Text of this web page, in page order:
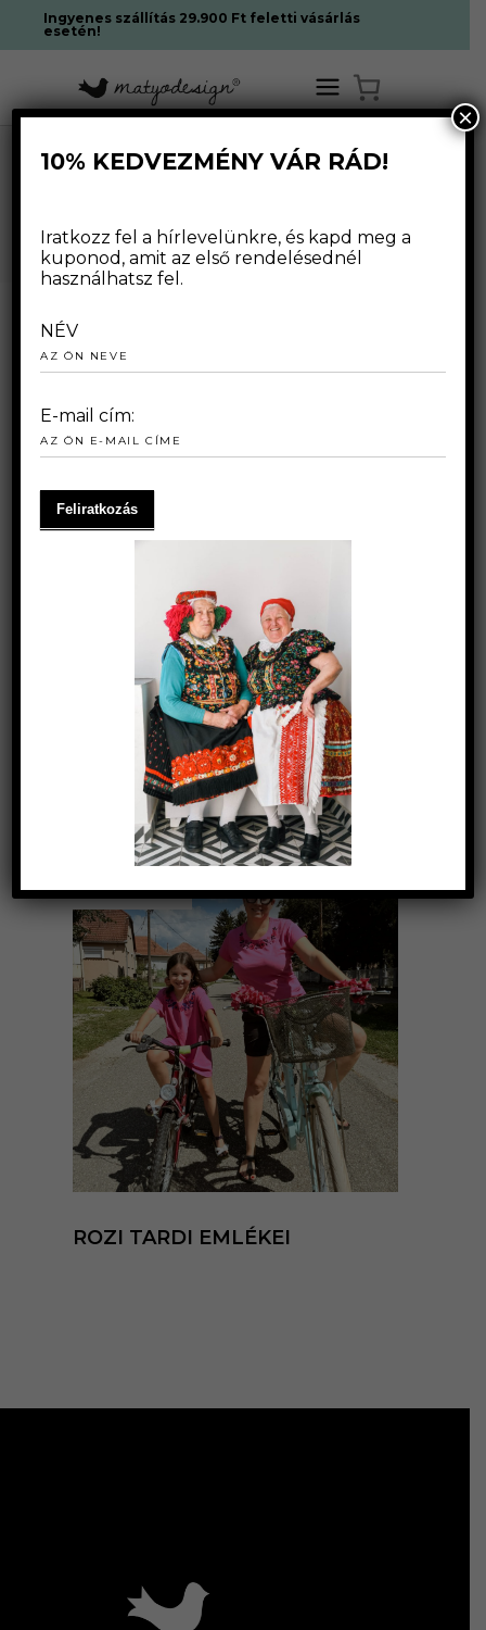
Ingyenes szállítás 29.900 Ft feletti vásárlás
esetén!
MATYODESIGN A VILÁG
FIGYELMÉBEN – DW NEWS
LÁTOGATÁS TARDON
2024.08.09.
ROZI TARDI EMLÉKEI
10% KEDVEZMÉNY VÁR RÁD!
Iratkozz fel a hírlevelünkre, és kapd meg a
kuponod, amit az első rendelésednél
használhatsz fel.
NÉV
E-mail cím:
×